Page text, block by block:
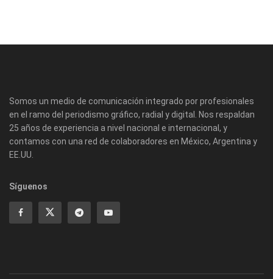
Somos un medio de comunicación integrado por profesionales
en el ramo del periodismo gráfico, radial y digital. Nos respaldan
25 años de experiencia a nivel nacional e internacional, y
contamos con una red de colaboradores en México, Argentina y
EE.UU.
Síguenos